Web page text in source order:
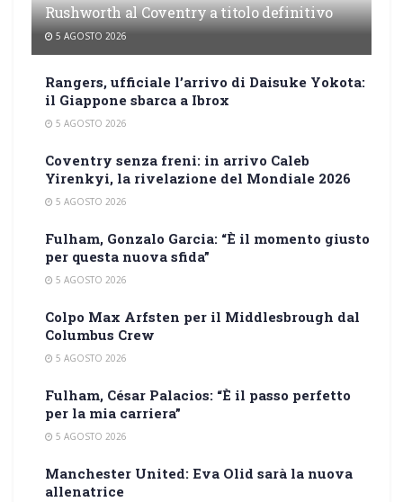
Rushworth al Coventry a titolo definitivo
5 AGOSTO 2026
Rangers, ufficiale l’arrivo di Daisuke Yokota:
il Giappone sbarca a Ibrox
5 AGOSTO 2026
Coventry senza freni: in arrivo Caleb
Yirenkyi, la rivelazione del Mondiale 2026
5 AGOSTO 2026
Fulham, Gonzalo Garcia: “È il momento giusto
per questa nuova sfida”
5 AGOSTO 2026
Colpo Max Arfsten per il Middlesbrough dal
Columbus Crew
5 AGOSTO 2026
Fulham, César Palacios: “È il passo perfetto
per la mia carriera”
5 AGOSTO 2026
Manchester United: Eva Olid sarà la nuova
allenatrice